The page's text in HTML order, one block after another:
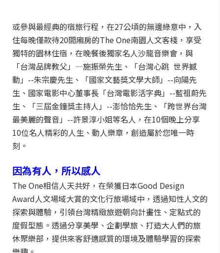
或參與最經典的宿旅行程，在27公頃的無邊綠意中，入
住每晚僅款待20間廂房的The One南園人文客棧，享受
獨特的園林住宿，在晚餐後獨家名人沙龍音樂會，與
「台灣品牌教父」—施振榮先生、「台灣心跳 世界撼
動」--朱宗慶先生、「國家文藝獎文學大師」--向陽先
生、國家電影中心董事長「台灣電影活字典」--藍祖蔚先
生、「三屆金鐘獎主持人」--澎恰恰先生、「跨世界台灣
最美麗的聲音」--許景淳小姐等名人，在10個晚上分享
10位名人精彩的人生、動人樂章，創造屬於您唯一時
刻。
因為有人，所以感人
The One相信人天共好，在榮獲日本Good Design
Award人文場域大賞的文化行旅場域中，透過知性人文的
探索與體驗，引領台灣精緻旅遊朝向計畫性、定點式的
度假型態。透過分享美學、企劃學旅、打造大人們的旅
休聚樂部，提供來客舒適感質的環境及體驗學習的探索